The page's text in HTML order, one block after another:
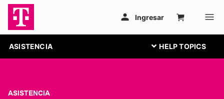
ASISTENCIA
ASISTENCIA